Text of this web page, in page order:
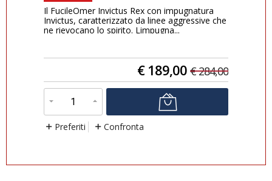
Il FucileOmer Invictus Rex con impugnatura
Invictus, caratterizzato da linee aggressive che
ne rievocano lo spirito. Limpugna...
€ 189,00 €284,00
Preferiti Confronta